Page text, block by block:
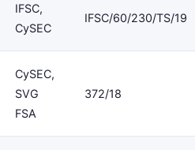
IFSC,
CySEC
IFSC/60/230/TS/19
CySEC,
SVG
FSA
372/18